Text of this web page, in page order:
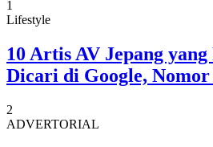
1
Lifestyle
10 Artis AV Jepang
Dicari di Google,
2
ADVERTORIAL